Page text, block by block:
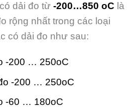
có dải đo từ -200…850 oC là
rộng nhất trong các loại
có dải đo như sau:
-200 … 250oC
-200 … 250oC
-60 … 180oC